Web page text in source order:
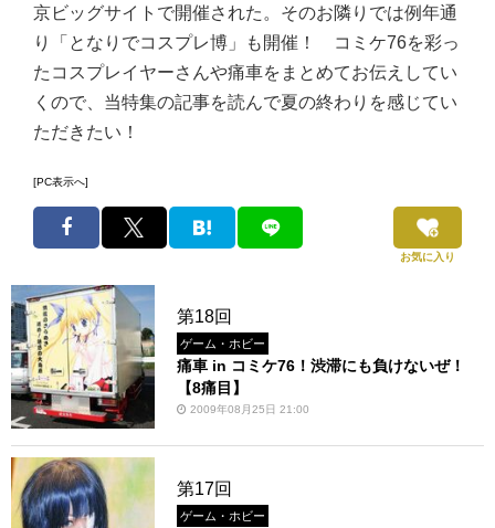
京ビッグサイトで開催された。そのお隣りでは例年通
り「となりでコスプレ博」も開催！ コミケ76を彩っ
たコスプレイヤーさんや痛車をまとめてお伝えしてい
くので、当特集の記事を読んで夏の終わりを感じてい
ただきたい！
[PC表示へ]
お気に入り
第18回
ゲーム・ホビー
痛車 in コミケ76！渋滞にも負けないぜ！
【8痛目】
2009年08月25日 21:00
第17回
ゲーム・ホビー